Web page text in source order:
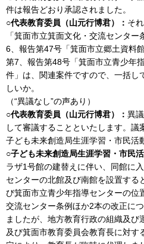
件は報告どおり承認されました。
○代表教育委員（山元行博君）： そ
「箕面市立箕面文化・交流センタ
6、報告第47号「箕面市立郷土資料
第7、報告第48号「箕面市立青少年
件」は、関連案件ですので、一括し
しいか。
（“異議なし”の声あり）
○代表教育委員（山元行博君）： 異
して審議することといたします。議
子ども未来創造局生涯学習・市民活
○子ども未来創造局生涯学習・市民活
ラザ1号館の建替えに伴い、同館に
センターの北館及び南館を設置する
び箕面市立青少年指導センターの位
交流センター条例ほか2本の改正に
ましたが、地方教育行政の組織及
及び箕面市教育委員会教育長に対す